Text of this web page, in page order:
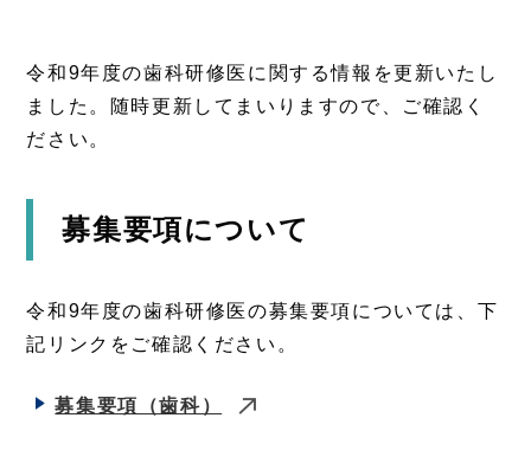
令和9年度の歯科研修医に関する情報を更新いたし
ました。随時更新してまいりますので、ご確認く
ださい。
募集要項について
令和9年度の歯科研修医の募集要項については、下
記リンクをご確認ください。
募集要項（歯科）